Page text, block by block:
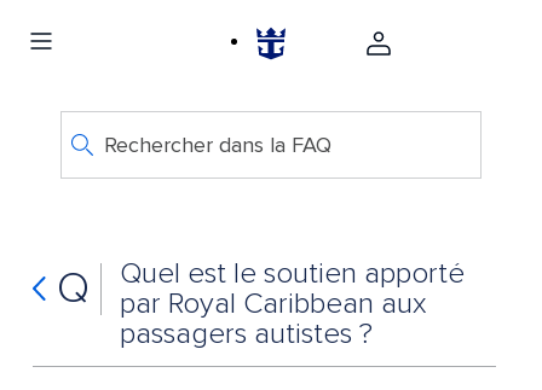
Rechercher dans la FAQ
Q
Quel est le soutien apporté
par Royal Caribbean aux
passagers autistes ?